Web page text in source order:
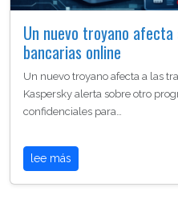
Un nuevo troyano
bancarias online
Un nuevo troyano afecta a las
Kaspersky alerta sobre otro
confidenciales para…
lee más